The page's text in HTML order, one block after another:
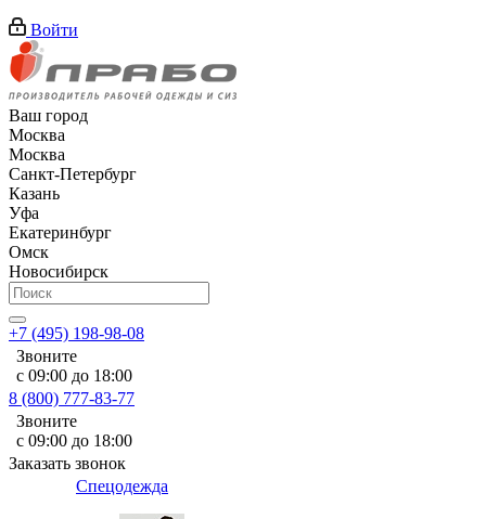
Войти
Ваш город
Москва
Москва
Санкт-Петербург
Казань
Уфа
Екатеринбург
Омск
Новосибирск
+7 (495) 198-98-08
Звоните
с 09:00 до 18:00
8 (800) 777-83-77
Звоните
с 09:00 до 18:00
Заказать звонок
Спецодежда